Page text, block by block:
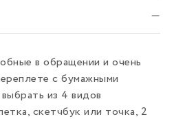
в обращении и очень
с бумажными
из 4 видов
скетчбук или точка, 2